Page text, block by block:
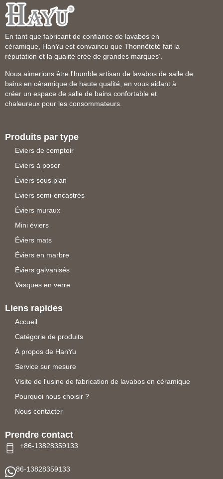
En tant que fabricant de confiance de lavabos en
céramique, HanYu est convaincu que ‘l'honnêteté fait la
réputation et la qualité crée de grandes marques’.
Nous aimerions être l'humble artisan de lavabos de salle de
bains en céramique de haute qualité, en vous aidant à
créer un espace de salle de bains confortable et
chaleureux pour les consommateurs.
Produits par type
Eviers de comptoir
Eviers à poser
Éviers sous plan
Eviers semi-encastrés
Éviers muraux
Mini éviers
Éviers mats
Éviers en marbre
Éviers galvanisés
Vasques en verre
Liens rapides
Accueil
Catégorie de produits
À propos de HanYu
Service sur mesure
Visite de l'usine de fabrication de lavabos en céramique
Pourquoi nous choisir ?
Nous contacter
Prendre contact
+86-13828359133
86-13828359133